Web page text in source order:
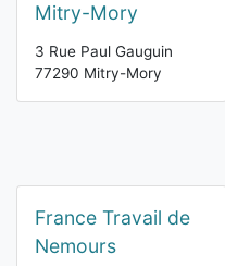
Mitry-Mory
3 Rue Paul Gauguin
77290 Mitry-Mory
France Travail de
Nemours